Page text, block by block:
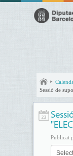
Sessió de
Publicat